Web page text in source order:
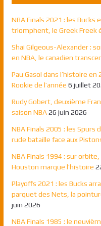
NBA Finals 2021 : les
triomphent, le Greek Freek
Shai Gilgeous-Alexander :
en NBA, le canadien
Pau Gasol dans l’histoire
Rookie de l’année 6 juillet
Rudy Gobert, deuxième
saison NBA 26 juin 2026
NBA Finals 2005 : les
rude bataille face aux
NBA Finals 1994 : sur
Houston marque l’histoire
Playoffs 2021 : les Bucks
parquet des Nets, la
juin 2026
NBA Finals 1985 : le